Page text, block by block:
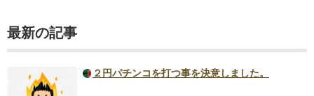
最新の記事
２円パチンコを打つ事を決意しました。